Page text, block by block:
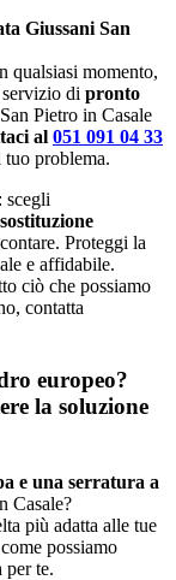
Giussani San
qualsiasi momento,
di pronto
Pietro in Casale
al 051 091 04 33
tuo problema.
scegli
Proteggi la
e affidabile.
ciò che possiamo
contatta
europeo?
la soluzione
e una serratura a
Casale?
più adatta alle tue
possiamo
per te.